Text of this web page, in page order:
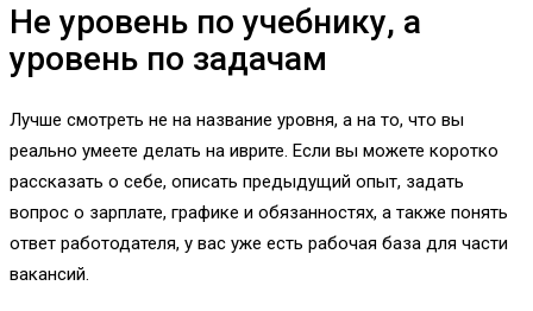
Не уровень по учебнику, а
уровень по задачам
Лучше смотреть не на название уровня, а на то, что вы
реально умеете делать на иврите. Если вы можете коротко
рассказать о себе, описать предыдущий опыт, задать
вопрос о зарплате, графике и обязанностях, а также понять
ответ работодателя, у вас уже есть рабочая база для части
вакансий.